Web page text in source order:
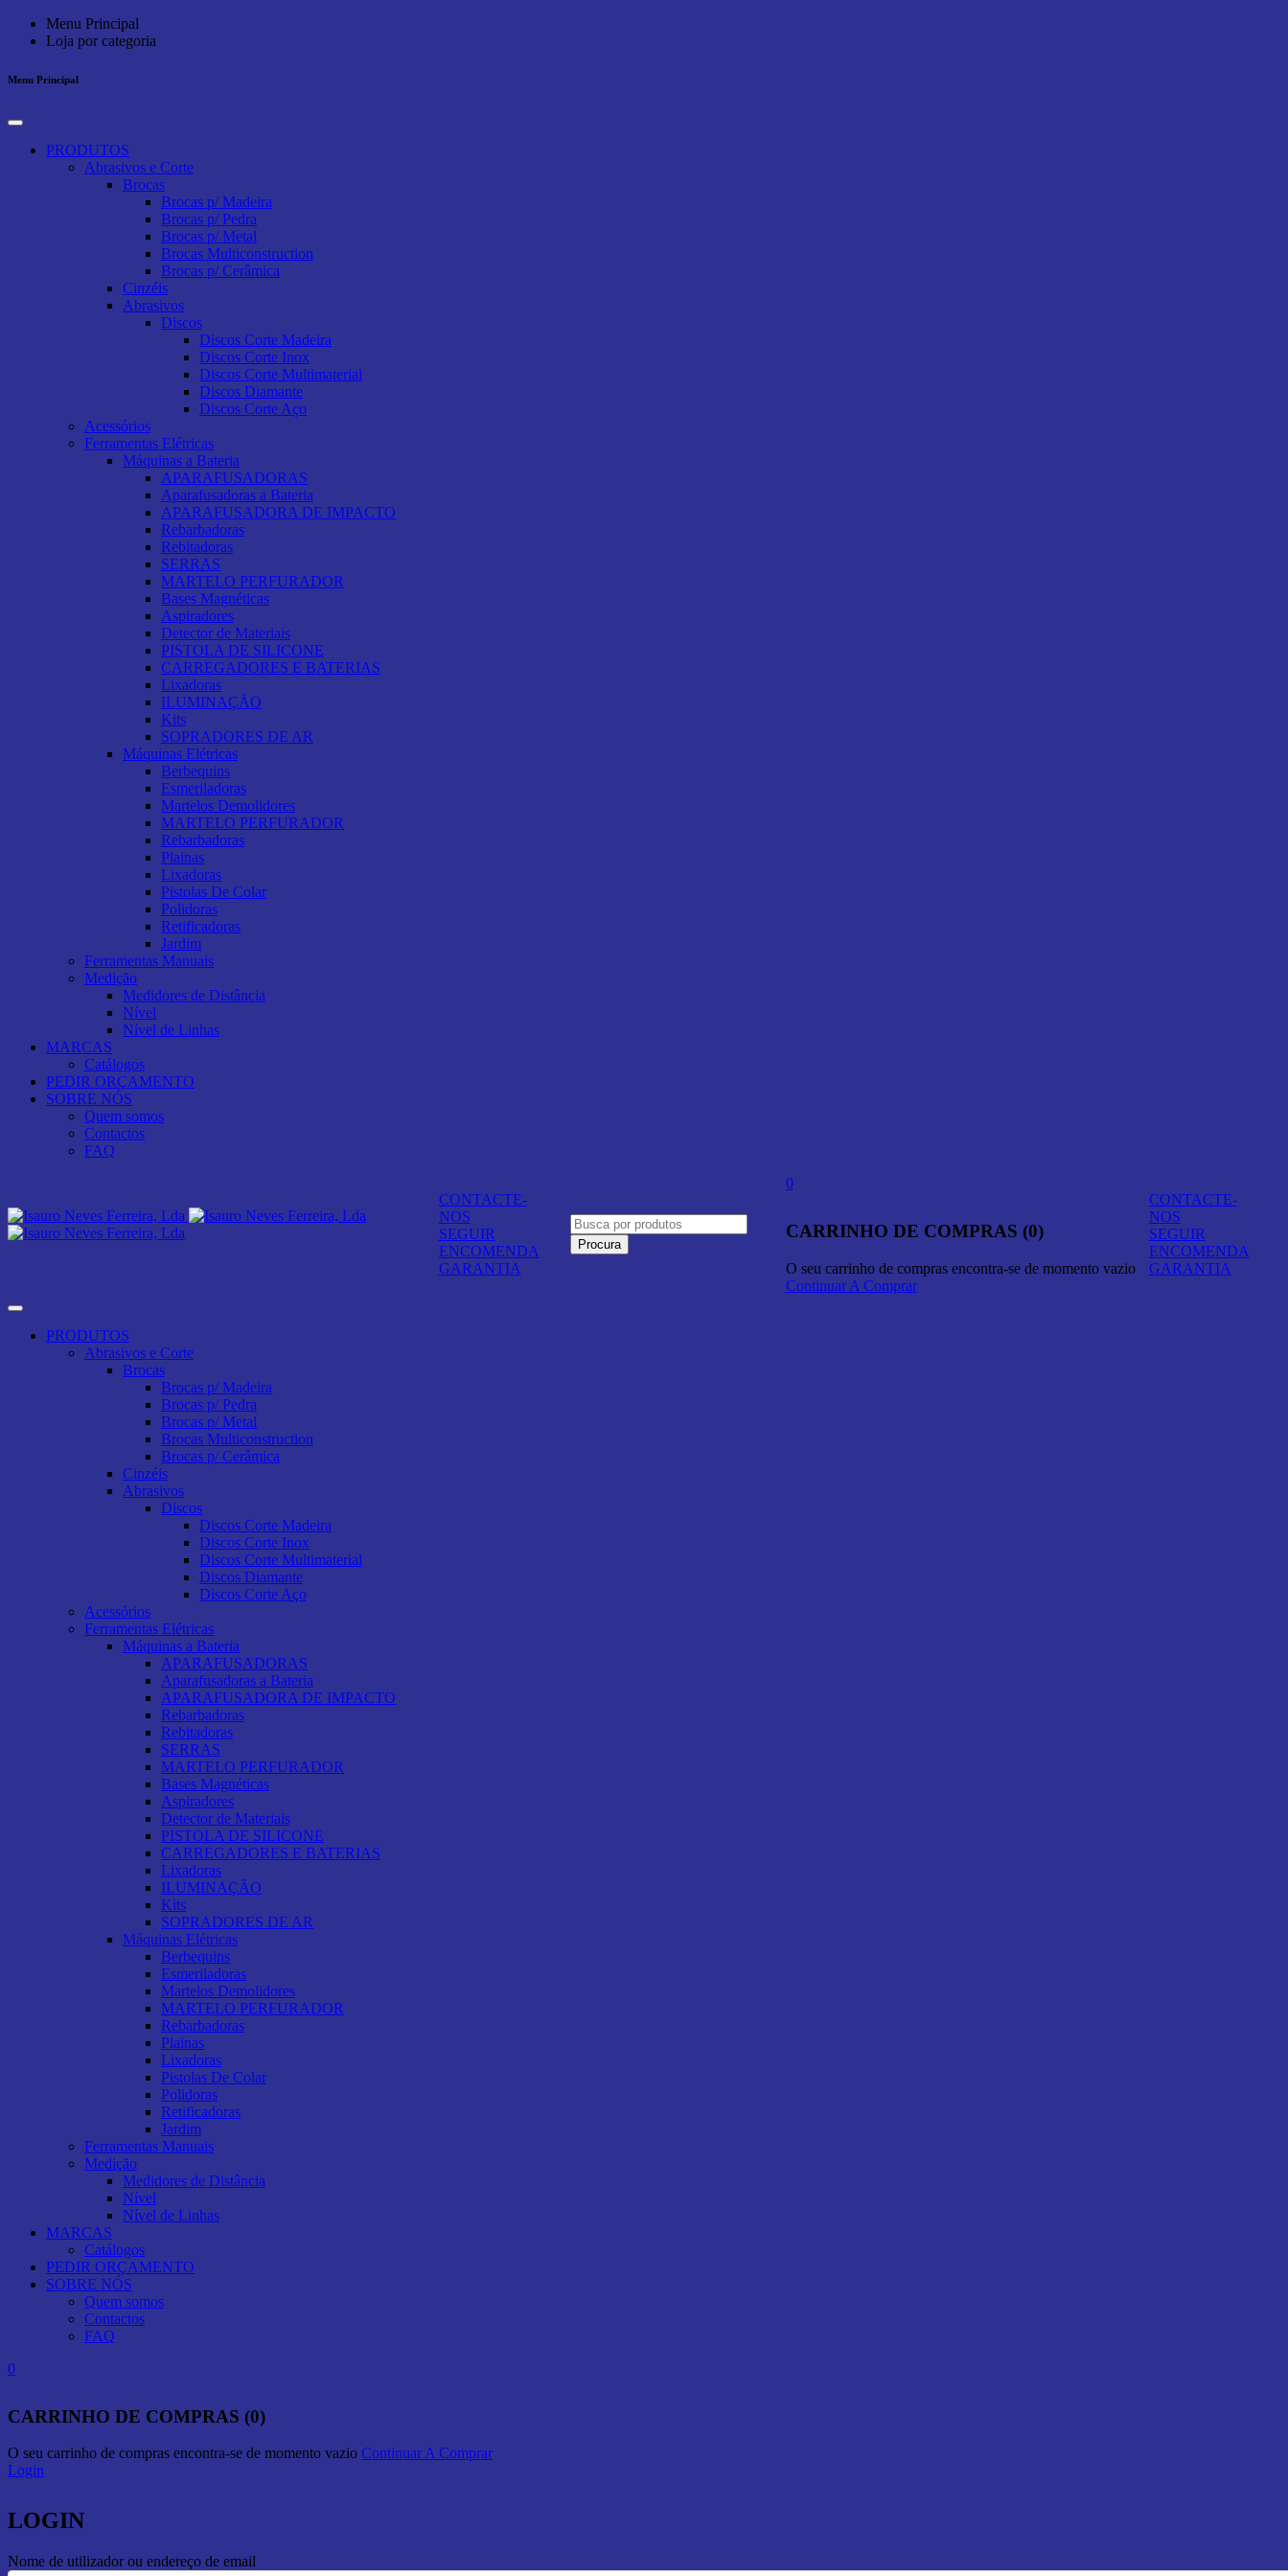
Menu Principal
Loja por categoria
Menu Principal
PRODUTOS
Abrasivos e Corte
Brocas
Brocas p/ Madeira
Brocas p/ Pedra
Brocas p/ Metal
Brocas Multiconstruction
Brocas p/ Cerâmica
Cinzéis
Abrasivos
Discos
Discos Corte Madeira
Discos Corte Inox
Discos Corte Multimaterial
Discos Diamante
Discos Corte Aço
Acessórios
Ferramentas Elétricas
Máquinas a Bateria
APARAFUSADORAS
Aparafusadoras a Bateria
APARAFUSADORA DE IMPACTO
Rebarbadoras
Rebitadoras
SERRAS
MARTELO PERFURADOR
Bases Magnéticas
Aspiradores
Detector de Materiais
PISTOLA DE SILICONE
CARREGADORES E BATERIAS
Lixadoras
ILUMINAÇÃO
Kits
SOPRADORES DE AR
Máquinas Elétricas
Berbequins
Esmeriladoras
Martelos Demolidores
MARTELO PERFURADOR
Rebarbadoras
Plainas
Lixadoras
Pistolas De Colar
Polidoras
Retificadoras
Jardim
Ferramentas Manuais
Medição
Medidores de Distância
Nível
Nível de Linhas
MARCAS
Catálogos
PEDIR ORÇAMENTO
SOBRE NÓS
Quem somos
Contactos
FAQ
CONTACTE-
NOS
SEGUIR
ENCOMENDA
GARANTIA
0
CARRINHO DE COMPRAS (0)
O seu carrinho de compras encontra-se de momento vazio
Continuar A Comprar
CONTACTE-
NOS
SEGUIR
ENCOMENDA
GARANTIA
PRODUTOS
Abrasivos e Corte
Brocas
Brocas p/ Madeira
Brocas p/ Pedra
Brocas p/ Metal
Brocas Multiconstruction
Brocas p/ Cerâmica
Cinzéis
Abrasivos
Discos
Discos Corte Madeira
Discos Corte Inox
Discos Corte Multimaterial
Discos Diamante
Discos Corte Aço
Acessórios
Ferramentas Elétricas
Máquinas a Bateria
APARAFUSADORAS
Aparafusadoras a Bateria
APARAFUSADORA DE IMPACTO
Rebarbadoras
Rebitadoras
SERRAS
MARTELO PERFURADOR
Bases Magnéticas
Aspiradores
Detector de Materiais
PISTOLA DE SILICONE
CARREGADORES E BATERIAS
Lixadoras
ILUMINAÇÃO
Kits
SOPRADORES DE AR
Máquinas Elétricas
Berbequins
Esmeriladoras
Martelos Demolidores
MARTELO PERFURADOR
Rebarbadoras
Plainas
Lixadoras
Pistolas De Colar
Polidoras
Retificadoras
Jardim
Ferramentas Manuais
Medição
Medidores de Distância
Nível
Nível de Linhas
MARCAS
Catálogos
PEDIR ORÇAMENTO
SOBRE NÓS
Quem somos
Contactos
FAQ
0
CARRINHO DE COMPRAS (0)
O seu carrinho de compras encontra-se de momento vazio Continuar A Comprar
Login
LOGIN
Nome de utilizador ou endereço de email